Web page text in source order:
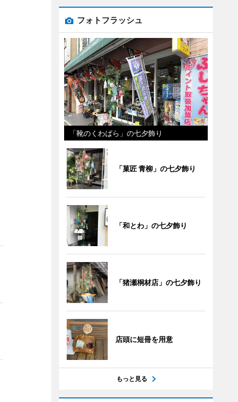
フォトフラッシュ
「靴のくわばら」の七夕飾り
「菓匠 青柳」の七夕飾り
「和とわ」の七夕飾り
「猪瀬桐材店」の七夕飾り
店頭に短冊を用意
もっと見る